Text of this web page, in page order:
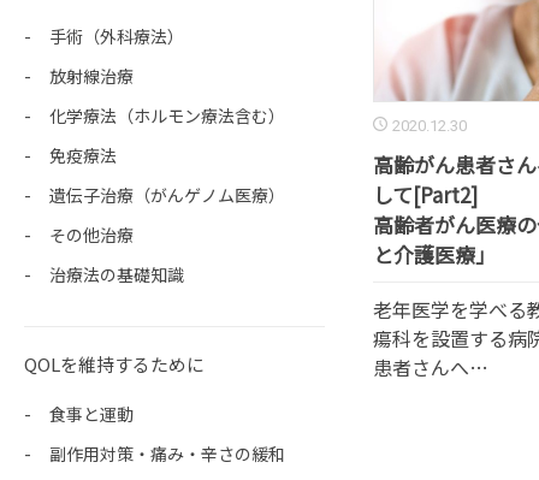
2020.12.30
高齢がん患者さ
して[Part2]
高齢者がん医療
と介護医療」
老年医学を学べる
瘍科を設置する病
患者さんへ…
手術（外科療法）
放射線治療
化学療法（ホルモン療法含む）
免疫療法
遺伝子治療（がんゲノム医療）
その他治療
治療法の基礎知識
QOLを維持するために
食事と運動
副作用対策・痛み・辛さの緩和